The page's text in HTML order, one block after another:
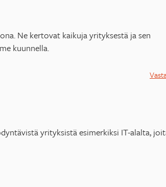
Ne kertovat kaikuja yrityksestä ja sen
kuunnella.
yrityksistä esimerkiksi IT-alalta,